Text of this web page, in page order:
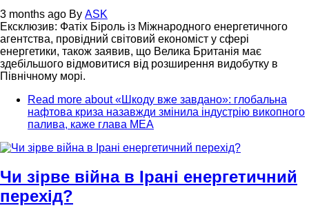
3 months ago By ASK
Ексклюзив: Фатіх Біроль із Міжнародного енергетичного
агентства, провідний світовий економіст у сфері
енергетики, також заявив, що Велика Британія має
здебільшого відмовитися від розширення видобутку в
Північному морі.
Read more about «Шкоду вже завдано»: глобальна
нафтова криза назавжди змінила індустрію викопного
палива, каже глава МЕА
Чи зірве війна в Ірані енергетичний
перехід?